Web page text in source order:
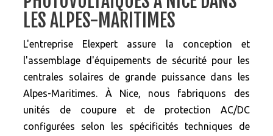
LES ALPES-MARITIMES
L'entreprise Elexpert assure la conception et
l'assemblage d'équipements de sécurité pour les
centrales solaires de grande puissance dans les
Alpes-Maritimes. À Nice, nous fabriquons des
unités de coupure et de protection AC/DC
configurées selon les spécificités techniques de